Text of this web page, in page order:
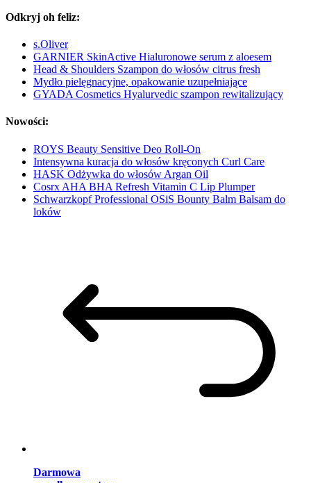
Odkryj oh feliz:
s.Oliver
GARNIER SkinActive Hialuronowe serum z aloesem
Head & Shoulders Szampon do włosów citrus fresh
Mydło pielęgnacyjne, opakowanie uzupełniające
GYADA Cosmetics Hyalurvedic szampon rewitalizujący
Nowości:
ROYS Beauty Sensitive Deo Roll-On
Intensywna kuracja do włosów kręconych Curl Care
HASK Odżywka do włosów Argan Oil
Cosrx AHA BHA Refresh Vitamin C Lip Plumper
Schwarzkopf Professional OSiS Bounty Balm Balsam do
loków
Darmowa